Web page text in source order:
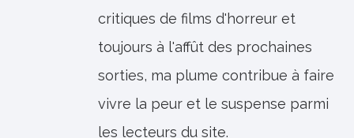
critiques de films d'horreur et
toujours à l'affût des prochaines
sorties, ma plume contribue à faire
vivre la peur et le suspense parmi
les lecteurs du site.